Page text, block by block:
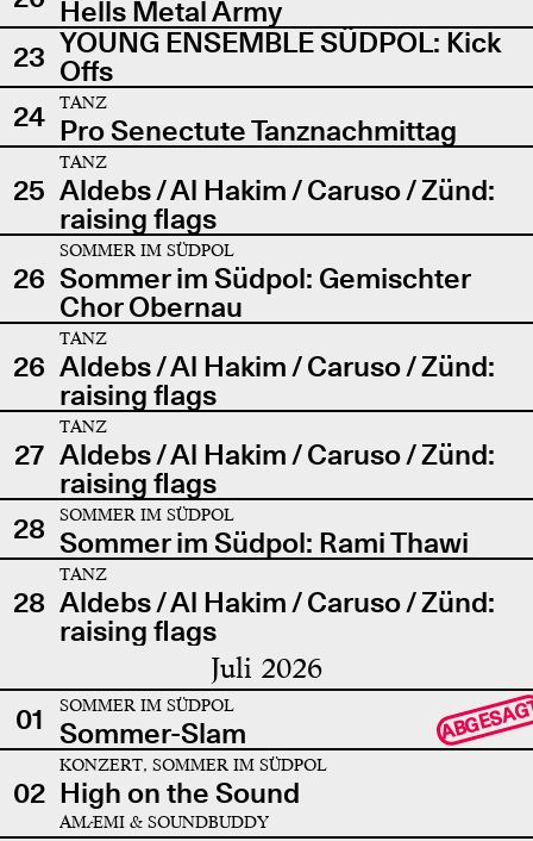
Hells Metal Army
23 YOUNG ENSEMBLE SÜDPOL: Kick
Offs
24
TANZ
Pro Senectute Tanznachmittag
25
TANZ
Aldebs / Al Hakim / Caruso / Zünd:
raising flags
26
SOMMER IM SÜDPOL
Sommer im Südpol: Gemischter
Chor Obernau
26
TANZ
Aldebs / Al Hakim / Caruso / Zünd:
raising flags
27
TANZ
Aldebs / Al Hakim / Caruso / Zünd:
raising flags
28
SOMMER IM SÜDPOL
Sommer im Südpol: Rami Thawi
28
TANZ
Aldebs / Al Hakim / Caruso / Zünd:
raising flags
Juli 2026
01 SOMMER IM SÜDPOL
Sommer-Slam
02
KONZERT, SOMMER IM SÜDPOL
High on the Sound
AMÆMI & SOUNDBUDDY